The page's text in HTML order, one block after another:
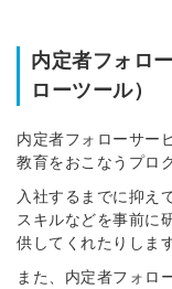
内定者フォロ
ローツール）
内定者フォローサー
教育をおこなうプロ
入社するまでに抑え
スキルなどを事前に
供してくれたりします
また、内定者フォロ